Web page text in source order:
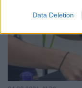
Data Deletion